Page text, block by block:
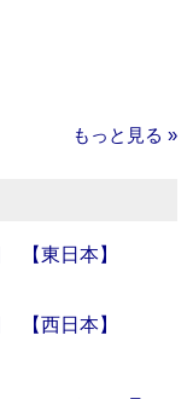
もっと見る »
東日本】
西日本】